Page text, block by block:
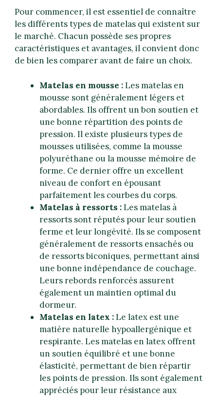
Pour commencer, il est essentiel de connaître
les différents types de matelas qui existent sur
le marché. Chacun possède ses propres
caractéristiques et avantages, il convient donc
de bien les comparer avant de faire un choix.
Matelas en mousse :Les matelas en
mousse sont généralement légers et
abordables. Ils offrent un bon soutien et
une bonne répartition des points de
pression. Il existe plusieurs types de
mousses utilisées, comme la mousse
polyuréthane ou la mousse mémoire de
forme. Ce dernier offre un excellent
niveau de confort en épousant
parfaitement les courbes du corps.
Matelas à ressorts :Les matelas à
ressorts sont réputés pour leur soutien
ferme et leur longévité. Ils se composent
généralement de ressorts ensachés ou
de ressorts biconiques, permettant ainsi
une bonne indépendance de couchage.
Leurs rebords renforcés assurent
également un maintien optimal du
dormeur.
Matelas en latex :Le latex est une
matière naturelle hypoallergénique et
respirante. Les matelas en latex offrent
un soutien équilibré et une bonne
élasticité, permettant de bien répartir
les points de pression. Ils sont également
appréciés pour leur résistance aux